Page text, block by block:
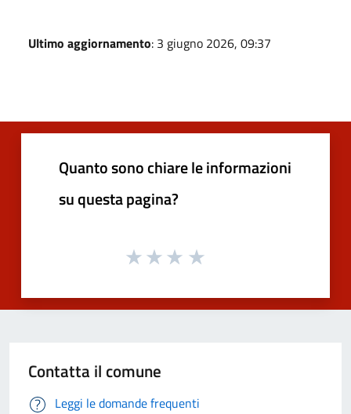
Ultimo aggiornamento: 3 giugno 2026, 09:37
Quanto sono chiare le informazioni
su questa pagina?
Contatta il comune
Leggi le domande frequenti